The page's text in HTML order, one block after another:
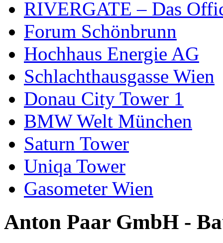
RIVERGATE – Das
Forum Schönbrunn
Hochhaus Energie AG
Schlachthausgasse Wien
Donau City Tower 1
BMW Welt München
Saturn Tower
Uniqa Tower
Gasometer Wien
Anton Paar GmbH -